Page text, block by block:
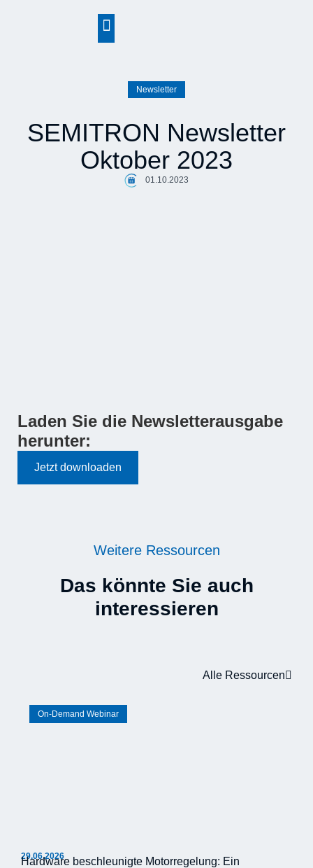
Newsletter
SEMITRON Newsletter
Oktober 2023
01.10.2023
Laden Sie die Newsletterausgabe
herunter:
Jetzt downloaden
Weitere Ressourcen
Das könnte Sie auch
interessieren
Alle Ressourcen
On-Demand Webinar
29.06.2026
Hardware beschleunigte Motorregelung: Ein